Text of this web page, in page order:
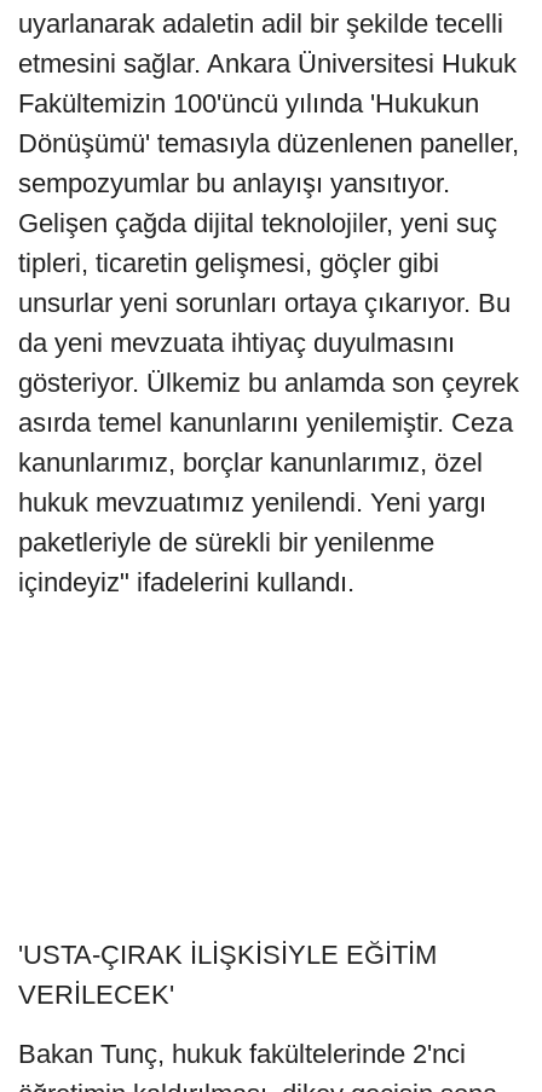
uyarlanarak adaletin adil bir şekilde tecelli
etmesini sağlar. Ankara Üniversitesi Hukuk
Fakültemizin 100'üncü yılında 'Hukukun
Dönüşümü' temasıyla düzenlenen paneller,
sempozyumlar bu anlayışı yansıtıyor.
Gelişen çağda dijital teknolojiler, yeni suç
tipleri, ticaretin gelişmesi, göçler gibi
unsurlar yeni sorunları ortaya çıkarıyor. Bu
da yeni mevzuata ihtiyaç duyulmasını
gösteriyor. Ülkemiz bu anlamda son çeyrek
asırda temel kanunlarını yenilemiştir. Ceza
kanunlarımız, borçlar kanunlarımız, özel
hukuk mevzuatımız yenilendi. Yeni yargı
paketleriyle de sürekli bir yenilenme
içindeyiz" ifadelerini kullandı.
'USTA-ÇIRAK İLİŞKİSİYLE EĞİTİM
VERİLECEK'
Bakan Tunç, hukuk fakültelerinde 2'nci